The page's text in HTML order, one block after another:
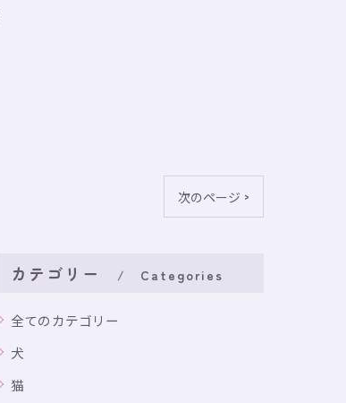
次のページ >
カテゴリー Categories
全てのカテゴリー
犬
猫